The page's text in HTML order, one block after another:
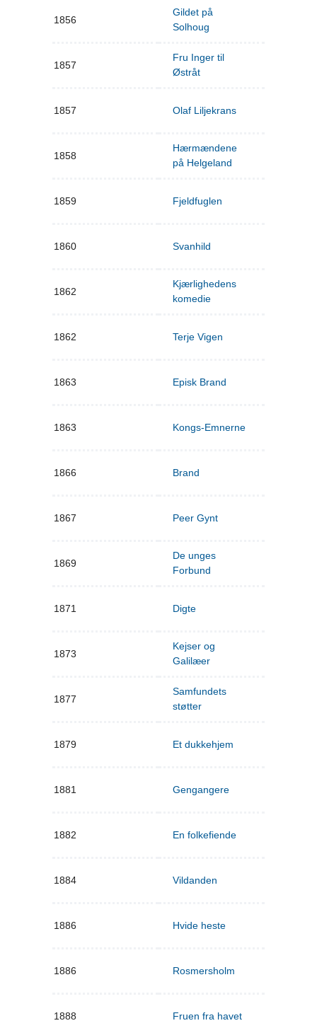
1856
Gildet på
Solhoug
1857
Fru Inger til
Østråt
1857 Olaf Liljekrans
1858
Hærmændene
på Helgeland
1859 Fjeldfuglen
1860 Svanhild
1862
Kjærlighedens
komedie
1862 Terje Vigen
1863 Episk Brand
1863 Kongs-Emnerne
1866 Brand
1867 Peer Gynt
1869
De unges
Forbund
1871 Digte
1873
Kejser og
Galilæer
1877
Samfundets
støtter
1879 Et dukkehjem
1881 Gengangere
1882 En folkefiende
1884 Vildanden
1886 Hvide heste
1886 Rosmersholm
1888 Fruen fra havet